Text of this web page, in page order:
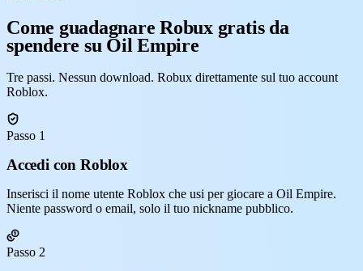
Come guadagnare Robux gratis da
spendere su Oil Empire
Tre passi. Nessun download. Robux direttamente sul tuo account
Roblox.
Passo 1
Accedi con Roblox
Inserisci il nome utente Roblox che usi per giocare a Oil Empire.
Niente password o email, solo il tuo nickname pubblico.
Passo 2